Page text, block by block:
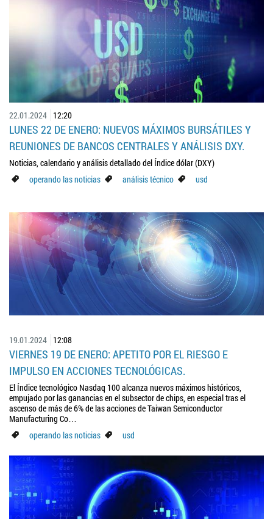
22.01.2024 12:20
LUNES 22 DE ENERO: NUEVOS MÁXIMOS BURSÁTILES Y
REUNIONES DE BANCOS CENTRALES Y ANÁLISIS DXY.
Noticias, calendario y análisis detallado del Índice dólar (DXY)
operando las noticias
análisis técnico usd
19.01.2024 12:08
VIERNES 19 DE ENERO: APETITO POR EL RIESGO E
IMPULSO EN ACCIONES TECNOLÓGICAS.
El Índice tecnológico Nasdaq 100 alcanza nuevos máximos históricos,
empujado por las ganancias en el subsector de chips, en especial tras el
ascenso de más de 6% de las acciones de Taiwan Semiconductor
Manufacturing Co…
operando las noticias
usd